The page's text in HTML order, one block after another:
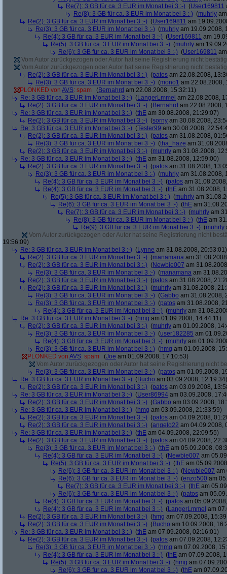
Re(7): 3 GB für ca. 3 EUR im Monat bei 3 :-) (User169811
Re(8): 3 GB für ca. 3 EUR im Monat bei 3 :-) (muhrly
Re(2): 3 GB für ca. 3 EUR im Monat bei 3 :-) (User169811 am
Re(3): 3 GB für ca. 3 EUR im Monat bei 3 :-) (muhrly am 19.09.2008,
Re(4): 3 GB für ca. 3 EUR im Monat bei 3 :-) (User169811 am
Re(5): 3 GB für ca. 3 EUR im Monat bei 3 :-) (muhrly am
Re(6): 3 GB für ca. 3 EUR im Monat bei 3 :-) (User169811
Vom Autor zurückgezogen oder Autor hat seine Registrierung nicht
Vom Autor zurückgezogen oder Autor hat seine Registrierung nicht
Re(2): 3 GB für ca. 3 EUR im Monat bei 3 :-) (patos am 22.08.2008,
Re(3): 3 GB für ca. 3 EUR im Monat bei 3 :-) (mono1 am 22.08.2008,
PLONKED von AVS: spam (Bernahrd am 22.08.2008, 15:32:11)
Re: 3 GB für ca. 3 EUR im Monat bei 3 :-) (LangerLmmel am 22.08.2008,
Re(2): 3 GB für ca. 3 EUR im Monat bei 3 :-) (Bernahrd am 22.08.2008,
Re: 3 GB für ca. 3 EUR im Monat bei 3 :-) (thE am 30.08.2008, 21:29:07)
Re(2): 3 GB für ca. 3 EUR im Monat bei 3 :-) (sorny am 30.08.2008,
Re: 3 GB für ca. 3 EUR im Monat bei 3 :-) (Tester99 am 30.08.2008,
Re(2): 3 GB für ca. 3 EUR im Monat bei 3 :-) (patos am 31.08.2008,
Re(3): 3 GB für ca. 3 EUR im Monat bei 3 :-) (tha_haze am
Re(2): 3 GB für ca. 3 EUR im Monat bei 3 :-) (muhrly am 31.08.2008,
Re: 3 GB für ca. 3 EUR im Monat bei 3 :-) (thE am 31.08.2008, 12:59:00)
Re(2): 3 GB für ca. 3 EUR im Monat bei 3 :-) (patos am 31.08.2008,
Re(3): 3 GB für ca. 3 EUR im Monat bei 3 :-) (muhrly am 31.08.2008,
Re(4): 3 GB für ca. 3 EUR im Monat bei 3 :-) (patos am
Re(4): 3 GB für ca. 3 EUR im Monat bei 3 :-) (thE am 31.08.2008,
Re(5): 3 GB für ca. 3 EUR im Monat bei 3 :-) (muhrly am
Re(6): 3 GB für ca. 3 EUR im Monat bei 3 :-) (thE am
Re(7): 3 GB für ca. 3 EUR im Monat bei 3 :-) (muhrly am
Re(8): 3 GB für ca. 3 EUR im Monat bei 3 :-) (thE am
Re(9): 3 GB für ca. 3 EUR im Monat bei 3 :-) (muhrly
Vom Autor zurückgezogen oder Autor hat seine Registrierung nicht
19:56:09)
Re: 3 GB für ca. 3 EUR im Monat bei 3 :-) (Lynne am 31.08.2008, 20:53:01)
Re(2): 3 GB für ca. 3 EUR im Monat bei 3 :-) (manamana am
Re(2): 3 GB für ca. 3 EUR im Monat bei 3 :-) (Newbie007 am
Re(3): 3 GB für ca. 3 EUR im Monat bei 3 :-) (manamana am
Re(2): 3 GB für ca. 3 EUR im Monat bei 3 :-) (patos am 31.08.2008,
Re(2): 3 GB für ca. 3 EUR im Monat bei 3 :-) (muhrly am 31.08.2008,
Re(3): 3 GB für ca. 3 EUR im Monat bei 3 :-) (Gabbo am 31.08.2008,
Re(3): 3 GB für ca. 3 EUR im Monat bei 3 :-) (patos am 31.08.2008,
Re(4): 3 GB für ca. 3 EUR im Monat bei 3 :-) (muhrly am
Re: 3 GB für ca. 3 EUR im Monat bei 3 :-) (hmg am 01.09.2008, 14:44:11)
Re(2): 3 GB für ca. 3 EUR im Monat bei 3 :-) (muhrly am 01.09.2008,
Re(3): 3 GB für ca. 3 EUR im Monat bei 3 :-) (user182285 am
Re(4): 3 GB für ca. 3 EUR im Monat bei 3 :-) (muhrly am
Re(3): 3 GB für ca. 3 EUR im Monat bei 3 :-) (hmg am 01.09.2008,
PLONKED von AVS: spam (Joe am 01.09.2008, 17:10:53)
Vom Autor zurückgezogen oder Autor hat seine Registrierung nicht
Re(3): 3 GB für ca. 3 EUR im Monat bei 3 :-) (patos am 01.09.2008,
Re: 3 GB für ca. 3 EUR im Monat bei 3 :-) (Bucho am 03.09.2008, 12:19:34)
Re(2): 3 GB für ca. 3 EUR im Monat bei 3 :-) (patos am 03.09.2008,
Re: 3 GB für ca. 3 EUR im Monat bei 3 :-) (User86994 am 03.09.2008,
Re(2): 3 GB für ca. 3 EUR im Monat bei 3 :-) (Gabbo am 03.09.2008,
Re: 3 GB für ca. 3 EUR im Monat bei 3 :-) (hmg am 03.09.2008, 21:33:59)
Re(2): 3 GB für ca. 3 EUR im Monat bei 3 :-) (patos am 04.09.2008,
Re(2): 3 GB für ca. 3 EUR im Monat bei 3 :-) (angelo22 am 04.09.2008,
Re: 3 GB für ca. 3 EUR im Monat bei 3 :-) (thE am 04.09.2008, 22:09:55)
Re(2): 3 GB für ca. 3 EUR im Monat bei 3 :-) (patos am 04.09.2008,
Re(3): 3 GB für ca. 3 EUR im Monat bei 3 :-) (thE am 05.09.2008,
Re(4): 3 GB für ca. 3 EUR im Monat bei 3 :-) (Newbie007 am
Re(5): 3 GB für ca. 3 EUR im Monat bei 3 :-) (thE am
Re(6): 3 GB für ca. 3 EUR im Monat bei 3 :-) (Newbie007 am
Re(6): 3 GB für ca. 3 EUR im Monat bei 3 :-) (enzo500 am
Re(7): 3 GB für ca. 3 EUR im Monat bei 3 :-) (thE am
Re(6): 3 GB für ca. 3 EUR im Monat bei 3 :-) (patos am
Re(4): 3 GB für ca. 3 EUR im Monat bei 3 :-) (patos am
Re(4): 3 GB für ca. 3 EUR im Monat bei 3 :-) (LangerLmmel am
Re(2): 3 GB für ca. 3 EUR im Monat bei 3 :-) (hmg am 07.09.2008,
Re(2): 3 GB für ca. 3 EUR im Monat bei 3 :-) (Bucho am 10.09.2008,
Re: 3 GB für ca. 3 EUR im Monat bei 3 :-) (thE am 07.09.2008, 02:16:01)
Re(2): 3 GB für ca. 3 EUR im Monat bei 3 :-) (patos am 07.09.2008,
Re(3): 3 GB für ca. 3 EUR im Monat bei 3 :-) (hmg am 07.09.2008,
Re(4): 3 GB für ca. 3 EUR im Monat bei 3 :-) (thE am 07.09.2008,
Re(5): 3 GB für ca. 3 EUR im Monat bei 3 :-) (hmg am
Re(6): 3 GB für ca. 3 EUR im Monat bei 3 :-) (thE am